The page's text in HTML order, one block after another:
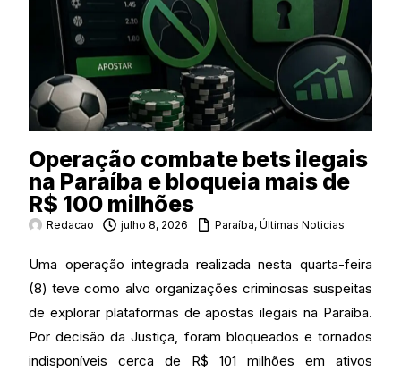
Operação combate bets ilegais
na Paraíba e bloqueia mais de
R$ 100 milhões
Redacao julho 8, 2026 Paraíba,Últimas Noticias
Uma operação integrada realizada nesta quarta-feira
(8) teve como alvo organizações criminosas suspeitas
de explorar plataformas de apostas ilegais na Paraíba.
Por decisão da Justiça, foram bloqueados e tornados
indisponíveis cerca de R$ 101 milhões em ativos